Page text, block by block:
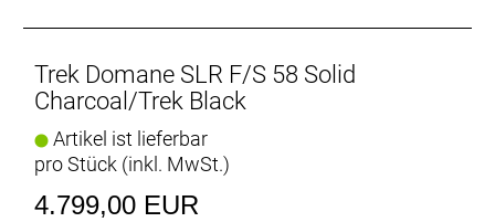
Trek Domane SLR F/S 58 Solid
Charcoal/Trek Black
Artikel ist lieferbar
pro Stück (inkl. MwSt.)
4.799,00 EUR